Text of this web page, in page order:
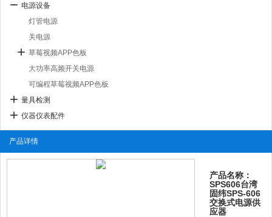
电源设备
灯管电源
关电源
草莓视频APP色板
大功率高频开关电源
可编程草莓视频APP色板
量具检测
仪器仪表配件
产品详情
产品名称：
SPS606台湾
固纬SPS-606
交换式电源供
应器